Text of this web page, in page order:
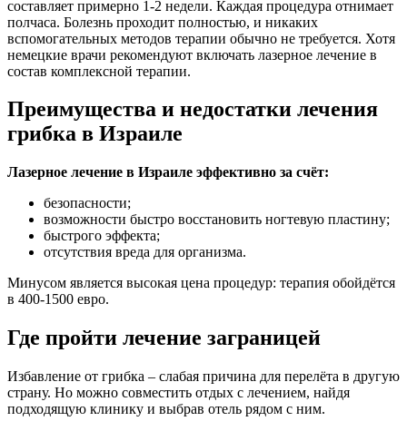
составляет примерно 1-2 недели. Каждая процедура отнимает
полчаса. Болезнь проходит полностью, и никаких
вспомогательных методов терапии обычно не требуется. Хотя
немецкие врачи рекомендуют включать лазерное лечение в
состав комплексной терапии.
Преимущества и недостатки лечения
грибка в Израиле
Лазерное лечение в Израиле эффективно за счёт:
безопасности;
возможности быстро восстановить ногтевую пластину;
быстрого эффекта;
отсутствия вреда для организма.
Минусом является высокая цена процедур: терапия обойдётся
в 400-1500 евро.
Где пройти лечение заграницей
Избавление от грибка – слабая причина для перелёта в другую
страну. Но можно совместить отдых с лечением, найдя
подходящую клинику и выбрав отель рядом с ним.